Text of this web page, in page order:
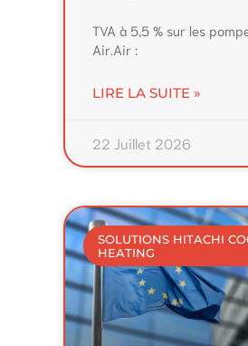
TVA à 5,5 % sur les
Air.Air :
LIRE LA SUITE »
22 Juillet 2026
SOLUTIONS HITACHI
HEATING